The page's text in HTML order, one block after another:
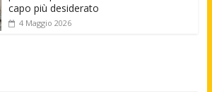
capo più desiderato
4 Maggio 2026